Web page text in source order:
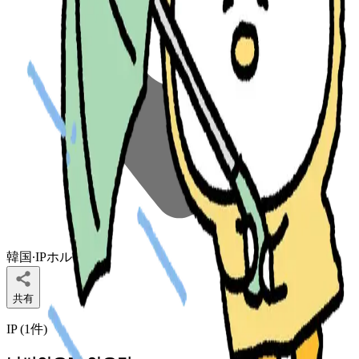
韓国∙IPホルダー
共有
IP (1件)